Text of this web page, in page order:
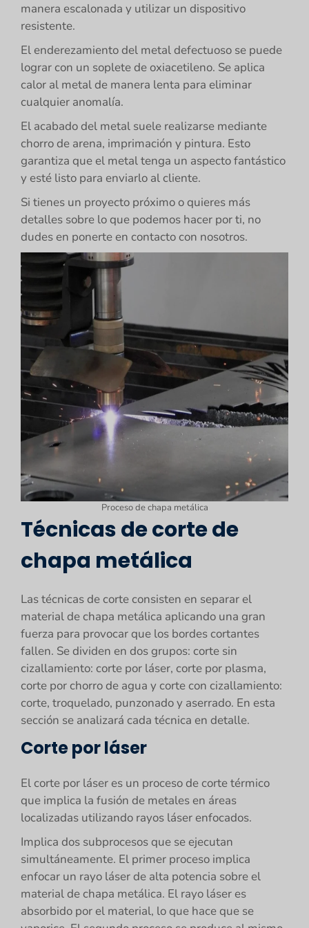
manera escalonada y utilizar un dispositivo
resistente.
El enderezamiento del metal defectuoso se puede
lograr con un soplete de oxiacetileno. Se aplica
calor al metal de manera lenta para eliminar
cualquier anomalía.
El acabado del metal suele realizarse mediante
chorro de arena, imprimación y pintura. Esto
garantiza que el metal tenga un aspecto fantástico
y esté listo para enviarlo al cliente.
Si tienes un proyecto próximo o quieres más
detalles sobre lo que podemos hacer por ti, no
dudes en ponerte en contacto con nosotros.
Proceso de chapa metálica
Técnicas de corte de
chapa metálica
Las técnicas de corte consisten en separar el
material de chapa metálica aplicando una gran
fuerza para provocar que los bordes cortantes
fallen. Se dividen en dos grupos: corte sin
cizallamiento: corte por láser, corte por plasma,
corte por chorro de agua y corte con cizallamiento:
corte, troquelado, punzonado y aserrado. En esta
sección se analizará cada técnica en detalle.
Corte por láser
El corte por láser es un proceso de corte térmico
que implica la fusión de metales en áreas
localizadas utilizando rayos láser enfocados.
Implica dos subprocesos que se ejecutan
simultáneamente. El primer proceso implica
enfocar un rayo láser de alta potencia sobre el
material de chapa metálica. El rayo láser es
absorbido por el material, lo que hace que se